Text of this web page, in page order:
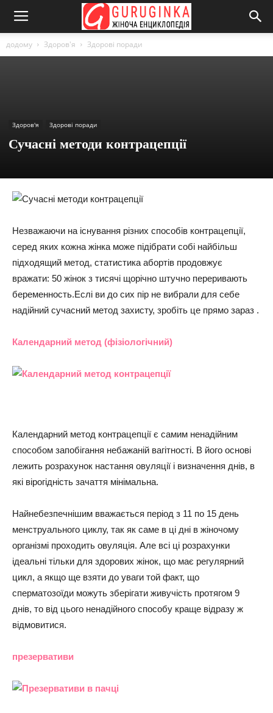
додому Здоров'я Здорові поради
Здоров'я Здорові поради
Сучасні методи контрацепції
Незважаючи на існування різних способів контрацепції,
серед яких кожна жінка може підібрати собі найбільш
підходящий метод, статистика абортів продовжує
вражати: 50 жінок з тисячі щорічно штучно переривають
беременность.Еслі ви до сих пір не вибрали для себе
надійний сучасний метод захисту, зробіть це прямо зараз .
Календарний метод (фізіологічний)
Календарний метод контрацепції є самим ненадійним
способом запобігання небажаній вагітності. В його основі
лежить розрахунок настання овуляції і визначення днів, в
які вірогідність зачаття мінімальна.
Найнебезпечнішим вважається період з 11 по 15 день
менструального циклу, так як саме в ці дні в жіночому
організмі проходить овуляція. Але всі ці розрахунки
ідеальні тільки для здорових жінок, що має регулярний
цикл, а якщо ще взяти до уваги той факт, що
сперматозоїди можуть зберігати живучість протягом 9
днів, то від цього ненадійного способу краще відразу ж
відмовитися.
презервативи